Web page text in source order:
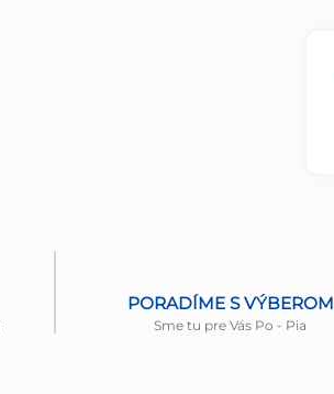
PORADÍME S VÝBEROM
Sme tu pre Vás Po - Pia